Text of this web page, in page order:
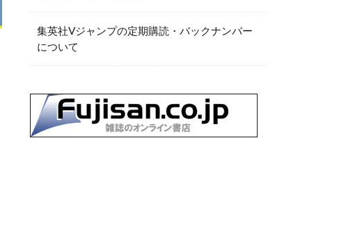
集英社Vジャンプの定期購読・バックナンバー
について